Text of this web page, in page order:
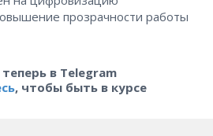
прозрачности работы
теперь в Telegram
, чтобы быть в курсе